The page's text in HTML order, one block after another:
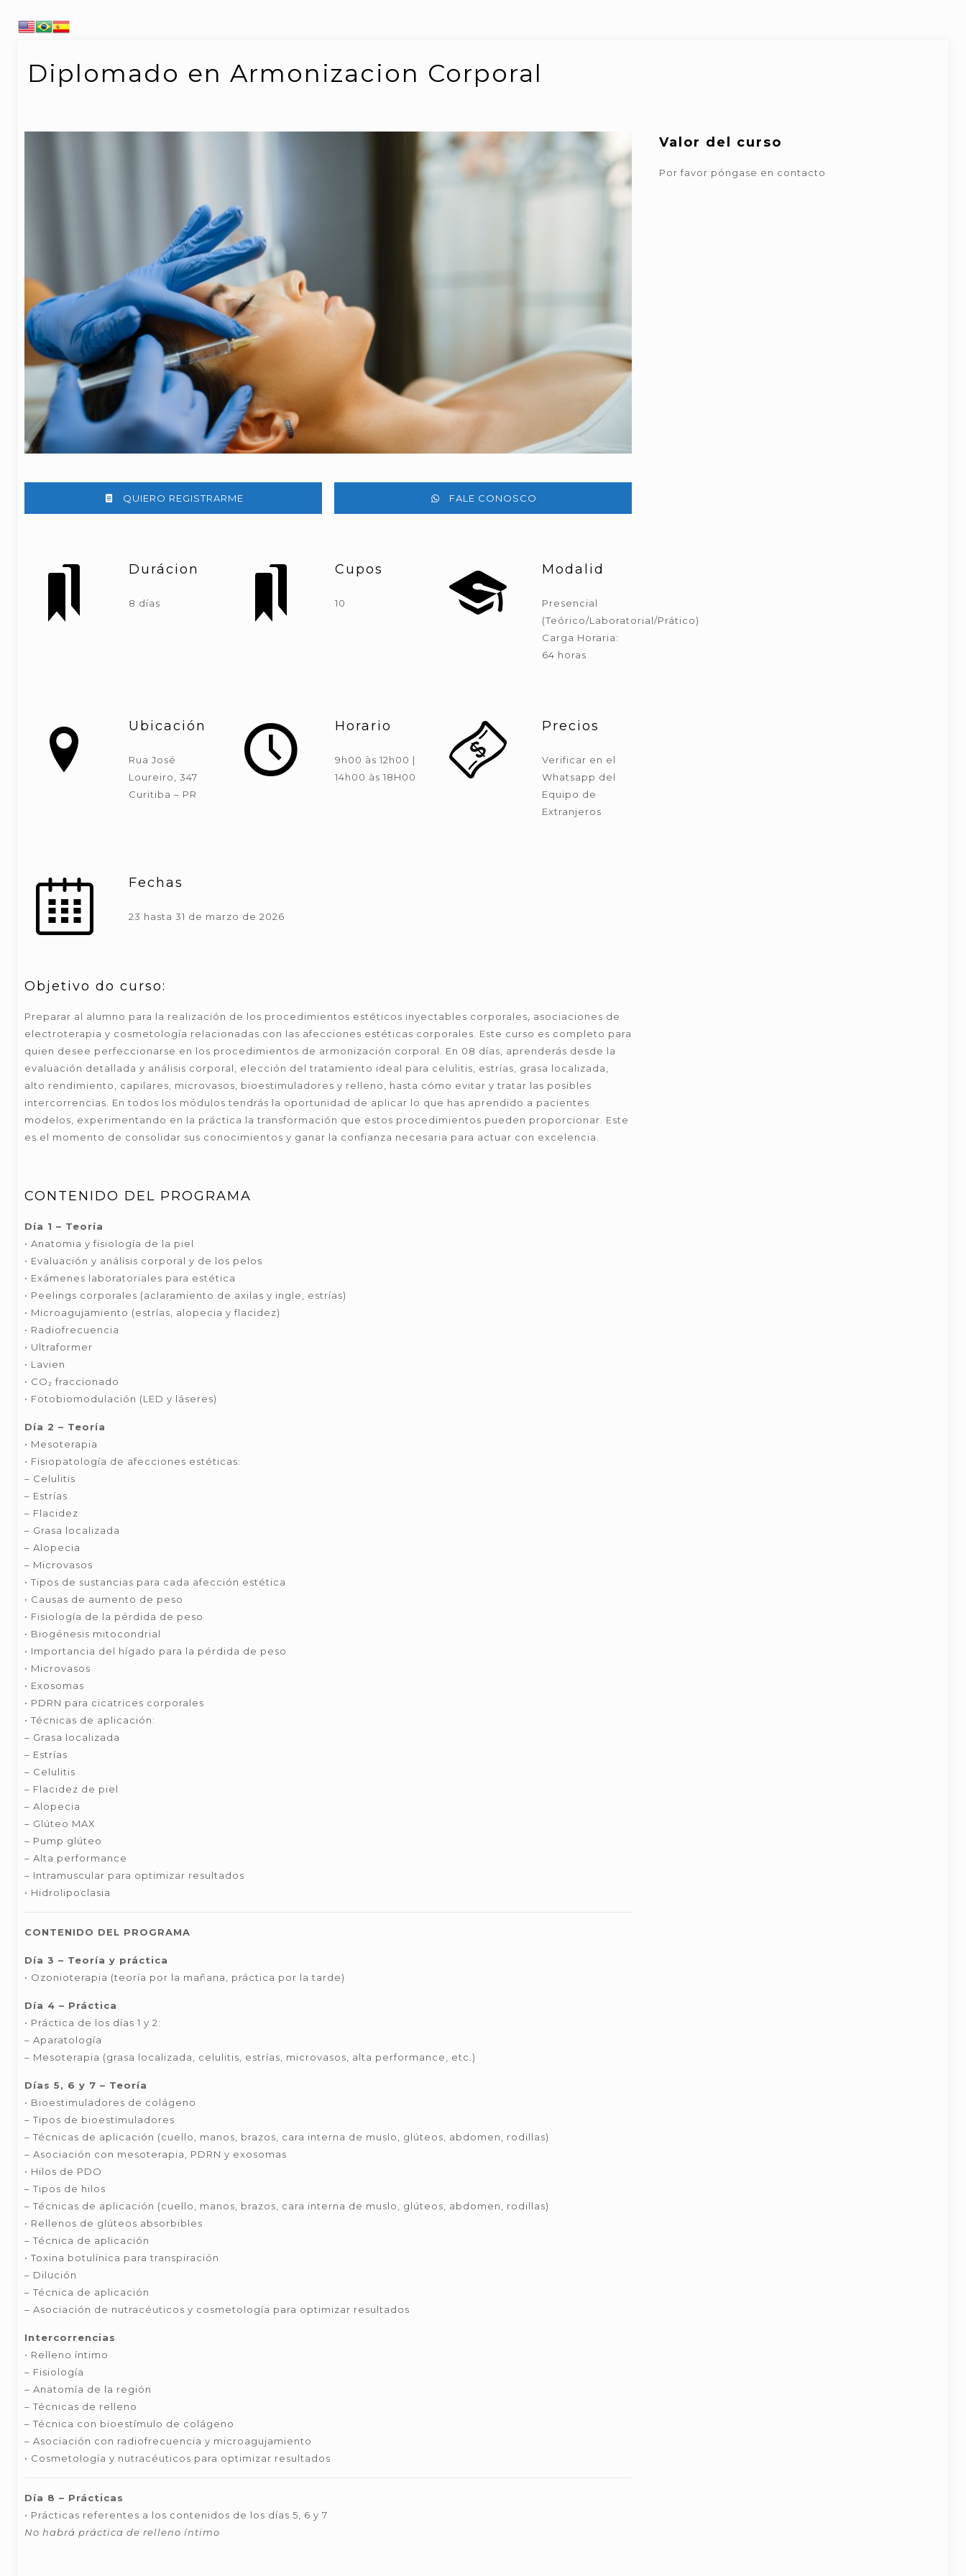
Diplomado en Armonizacion Corporal
QUIERO REGISTRARME FALE CONOSCO
Durácion
8 días
Cupos
10
Modalid
Presencial
(Teórico/Laboratorial/Prático)
Carga Horaria:
64 horas
Ubicación
Rua José
Loureiro, 347
Curitiba – PR
Horario
9h00 às 12h00 |
14h00 às 18H00
Precios
Verificar en el
Whatsapp del
Equipo de
Extranjeros
Fechas
23 hasta 31 de marzo de 2026
Objetivo do curso:
Preparar al alumno para la realización de los procedimientos estéticos inyectables corporales, asociaciones de
electroterapia y cosmetología relacionadas con las afecciones estéticas corporales. Este curso es completo para
quien desee perfeccionarse en los procedimientos de armonización corporal. En 08 días, aprenderás desde la
evaluación detallada y análisis corporal, elección del tratamiento ideal para celulitis, estrías, grasa localizada,
alto rendimiento, capilares, microvasos, bioestimuladores y relleno, hasta cómo evitar y tratar las posibles
intercorrencias. En todos los módulos tendrás la oportunidad de aplicar lo que has aprendido a pacientes
modelos, experimentando en la práctica la transformación que estos procedimientos pueden proporcionar. Este
es el momento de consolidar sus conocimientos y ganar la confianza necesaria para actuar con excelencia.
CONTENIDO DEL PROGRAMA
Día 1 – Teoría
• Anatomia y fisiología de la piel
• Evaluación y análisis corporal y de los pelos
• Exámenes laboratoriales para estética
• Peelings corporales (aclaramiento de axilas y ingle, estrías)
• Microagujamiento (estrías, alopecia y flacidez)
• Radiofrecuencia
• Ultraformer
• Lavien
• CO₂ fraccionado
• Fotobiomodulación (LED y láseres)
Día 2 – Teoría
• Mesoterapia
• Fisiopatología de afecciones estéticas:
– Celulitis
– Estrías
– Flacidez
– Grasa localizada
– Alopecia
– Microvasos
• Tipos de sustancias para cada afección estética
• Causas de aumento de peso
• Fisiología de la pérdida de peso
• Biogénesis mitocondrial
• Importancia del hígado para la pérdida de peso
• Microvasos
• Exosomas
• PDRN para cicatrices corporales
• Técnicas de aplicación:
– Grasa localizada
– Estrías
– Celulitis
– Flacidez de piel
– Alopecia
– Glúteo MAX
– Pump glúteo
– Alta performance
– Intramuscular para optimizar resultados
• Hidrolipoclasia
CONTENIDO DEL PROGRAMA
Día 3 – Teoría y práctica
• Ozonioterapia (teoría por la mañana, práctica por la tarde)
Día 4 – Práctica
• Práctica de los días 1 y 2:
– Aparatología
– Mesoterapia (grasa localizada, celulitis, estrías, microvasos, alta performance, etc.)
Días 5, 6 y 7 – Teoría
• Bioestimuladores de colágeno
– Tipos de bioestimuladores
– Técnicas de aplicación (cuello, manos, brazos, cara interna de muslo, glúteos, abdomen, rodillas)
– Asociación con mesoterapia, PDRN y exosomas
• Hilos de PDO
– Tipos de hilos
– Técnicas de aplicación (cuello, manos, brazos, cara interna de muslo, glúteos, abdomen, rodillas)
• Rellenos de glúteos absorbibles
– Técnica de aplicación
• Toxina botulínica para transpiración
– Dilución
– Técnica de aplicación
– Asociación de nutracéuticos y cosmetología para optimizar resultados
Intercorrencias
• Relleno íntimo
– Fisiología
– Anatomía de la región
– Técnicas de relleno
– Técnica con bioestímulo de colágeno
– Asociación con radiofrecuencia y microagujamiento
• Cosmetología y nutracéuticos para optimizar resultados
Día 8 – Prácticas
• Prácticas referentes a los contenidos de los días 5, 6 y 7
No habrá práctica de relleno íntimo
Valor del curso
Por favor póngase en contacto